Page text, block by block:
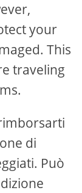
your
This
traveling
di
Può